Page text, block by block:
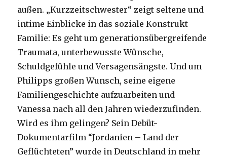
außen. „Kurzzeitschwester“ zeigt seltene und
intime Einblicke in das soziale Konstrukt
Familie: Es geht um generationsübergreifende
Traumata, unterbewusste Wünsche,
Schuldgefühle und Versagensängste. Und um
Philipps großen Wunsch, seine eigene
Familiengeschichte aufzuarbeiten und
Vanessa nach all den Jahren wiederzufinden.
Wird es ihm gelingen? Sein Debüt-
Dokumentarfilm “Jordanien – Land der
Geflüchteten” wurde in Deutschland in mehr